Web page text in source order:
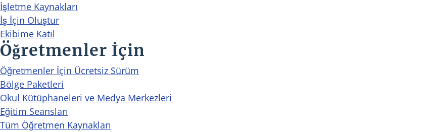
İşletme Kaynakları
İş İçin Oluştur
Ekibime Katıl
Öğretmenler İçin
Öğretmenler İçin Ücretsiz Sürüm
Bölge Paketleri
Okul Kütüphaneleri ve Medya Merkezleri
Eğitim Seansları
Tüm Öğretmen Kaynakları